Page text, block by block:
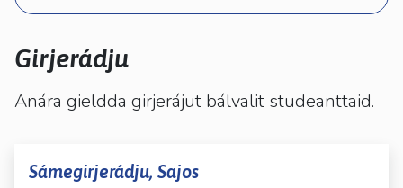
pyyhkäisyliikkeitä.
Girjerádju
Anára gieldda girjerájut bálvalit studeanttaid.
Sámegirjerádju, Sajos